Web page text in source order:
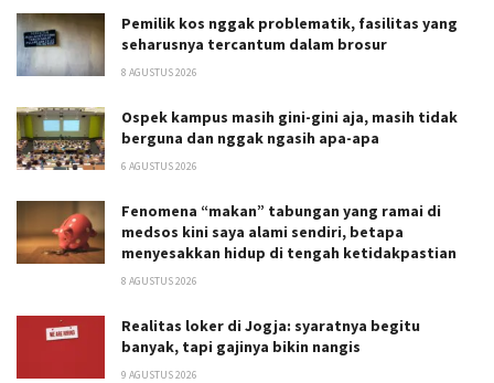
Pemilik kos nggak problematik, fasilitas yang
seharusnya tercantum dalam brosur
8 AGUSTUS 2026
Ospek kampus masih gini-gini aja, masih tidak
berguna dan nggak ngasih apa-apa
6 AGUSTUS 2026
Fenomena “makan” tabungan yang ramai di
medsos kini saya alami sendiri, betapa
menyesakkan hidup di tengah ketidakpastian
8 AGUSTUS 2026
Realitas loker di Jogja: syaratnya begitu
banyak, tapi gajinya bikin nangis
9 AGUSTUS 2026